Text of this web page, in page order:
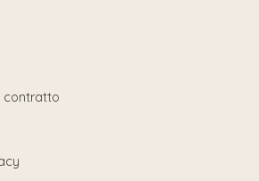
contratto